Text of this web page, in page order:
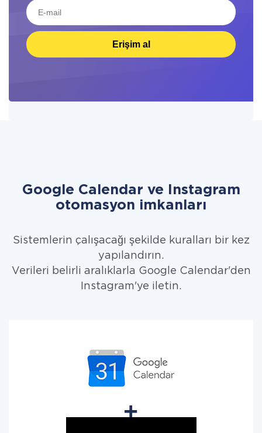
Erişim al
Google Calendar ve Instagram
otomasyon imkanları
Sistemlerin çalışacağı şekilde kuralları bir kez
yapılandırın.
Verileri belirli aralıklarla Google Calendar'den
Instagram'ye iletin.